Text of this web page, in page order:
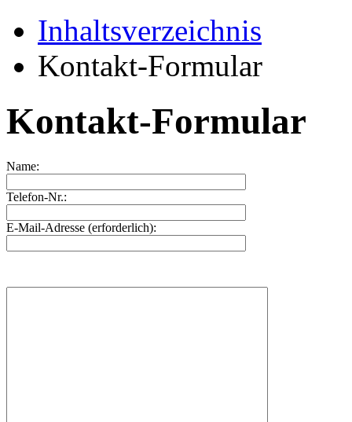
Inhaltsverzeichnis
Kontakt-Formular
Kontakt-Formular
Name:
Telefon-Nr.:
E-Mail-Adresse (erforderlich):